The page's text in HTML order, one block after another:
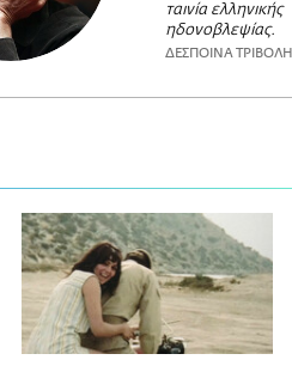
ταινία ελληνικής
ηδονοβλεψίας.
ΔΕΣΠΟΙΝΑ ΤΡΙΒΟΛΗ